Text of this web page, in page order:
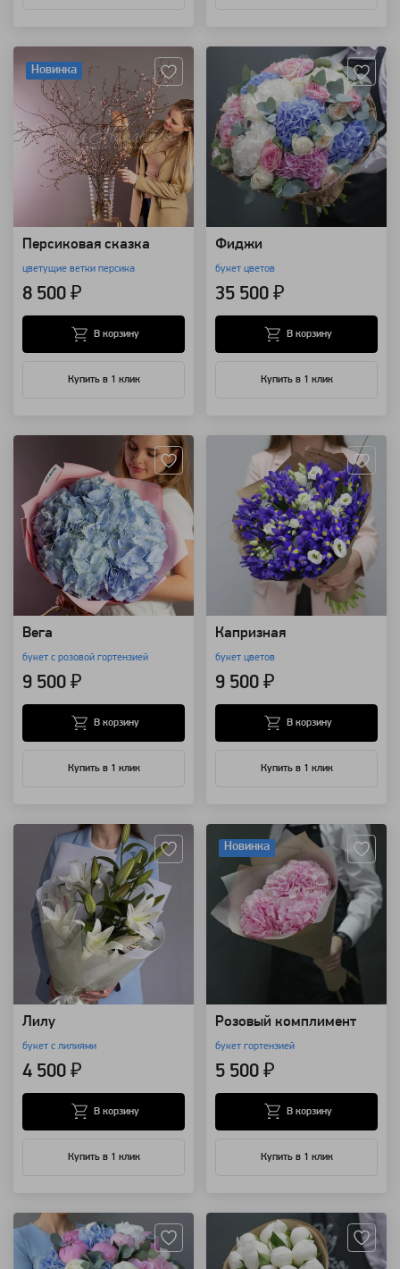
Новинка
Персиковая сказка
цветущие ветки персика
8 500 ₽
Купить в 1 клик
В корзину
Фиджи
букет цветов
35 500 ₽
Купить в 1 клик
В корзину
Вега
букет с розовой гортензией
9 500 ₽
Купить в 1 клик
В корзину
Капризная
букет цветов
9 500 ₽
Купить в 1 клик
В корзину
Лилу
букет с лилиями
4 500 ₽
Купить в 1 клик
В корзину
Новинка
Розовый комплимент
букет гортензией
5 500 ₽
Купить в 1 клик
В корзину